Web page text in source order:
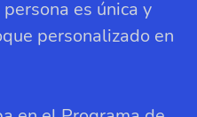
es única y
personalizado en